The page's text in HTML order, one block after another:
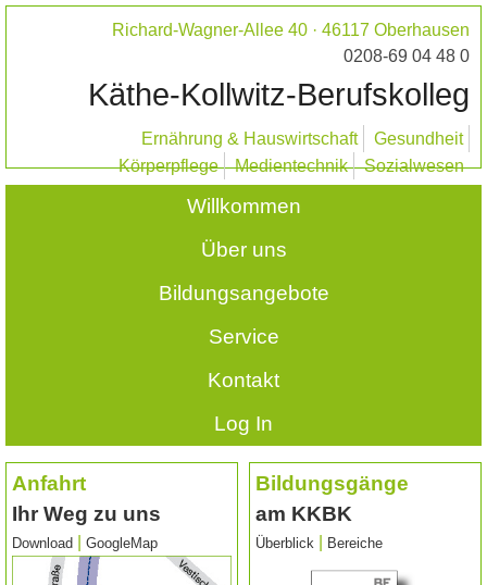
Richard-Wagner-Allee 40 · 46117 Oberhausen
0208-69 04 48 0
Käthe-Kollwitz-Berufskolleg
Ernährung & Hauswirtschaft
Gesundheit
Körperpflege
Medientechnik Sozialwesen
Willkommen
Über uns
Bildungsangebote
Service
Kontakt
Log In
Anfahrt
Ihr Weg zu uns
Download GoogleMap
Bildungsgänge
am KKBK
Überblick Bereiche